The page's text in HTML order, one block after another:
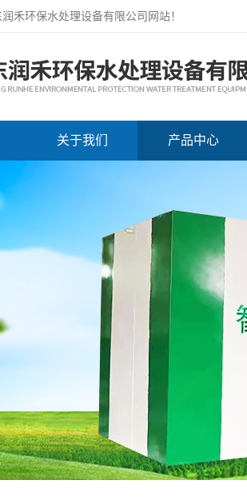
润禾环保水处理设备有限公司网站！
关于我们 产品中心